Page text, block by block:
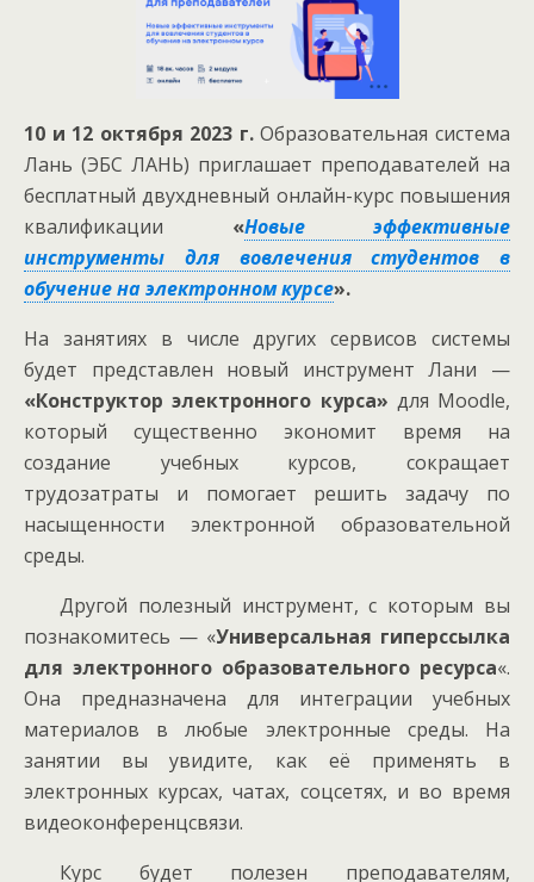
10 и 12 октября 2023 г.Образовательная система
Лань (ЭБС ЛАНЬ) приглашает преподавателей на
бесплатный двухдневный онлайн-курс повышения
квалификации «Новые эффективные
инструменты для вовлечения студентов в
обучение на электронном курсе».
На занятиях в числе других сервисов системы
будет представлен новый инструмент Лани —
«Конструктор электронного курса» для Moodle,
который существенно экономит время на
создание учебных курсов, сокращает
трудозатраты и помогает решить задачу по
насыщенности электронной образовательной
среды.
Другой полезный инструмент, с которым вы
познакомитесь — «Универсальная гиперссылка
для электронного образовательного ресурса«.
Она предназначена для интеграции учебных
материалов в любые электронные среды. На
занятии вы увидите, как её применять в
электронных курсах, чатах, соцсетях, и во время
видеоконференцсвязи.
Курс будет полезен преподавателям,